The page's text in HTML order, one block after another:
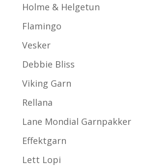
Holme & Helgetun
Flamingo
Vesker
Debbie Bliss
Viking Garn
Rellana
Lane Mondial Garnpakker
Effektgarn
Lett Lopi